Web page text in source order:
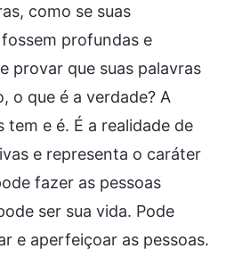
como se suas
profundas e
provar que suas palavras
o que é a verdade? A
tem e é. É a realidade de
e representa o caráter
fazer as pessoas
ser sua vida. Pode
e aperfeiçoar as pessoas.